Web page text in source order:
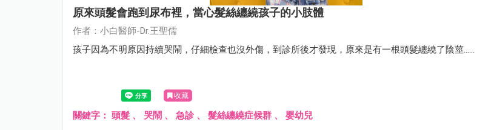
原來頭髮會跑到尿布裡，當心髮絲纏繞孩子的小肢體
作者：小白醫師-Dr.王聖儒
孩子因為不明原因持續哭鬧，仔細檢查也沒外傷，到診所後才發現，原來是有一根頭髮纏繞了陰莖......
收藏
關鍵字： 頭髮 、 哭鬧 、 急診 、 髮絲纏繞症候群 、 嬰幼兒